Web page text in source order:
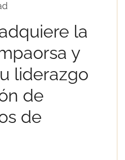
la
y
liderazgo
de
de